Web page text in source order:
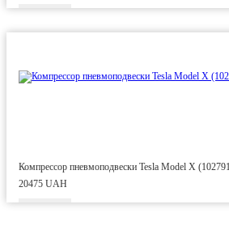
Компрессор пневмоподвески Tesla Model X
20475 UAH